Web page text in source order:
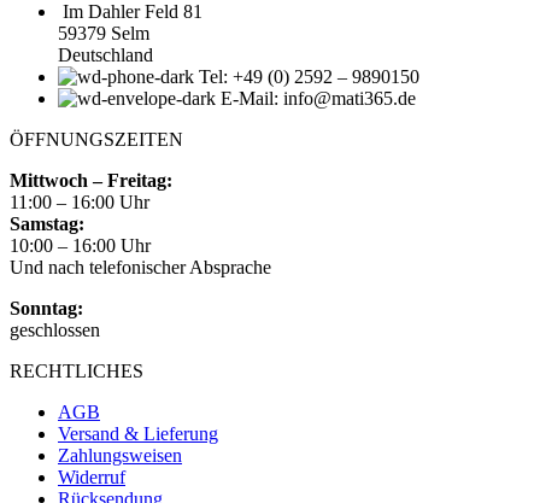
Im Dahler Feld 81
59379 Selm
Deutschland
Tel: +49 (0) 2592 – 9890150
E-Mail: info@mati365.de
ÖFFNUNGSZEITEN
Mittwoch – Freitag:
11:00 – 16:00 Uhr
Samstag:
10:00 – 16:00 Uhr
Und nach telefonischer Absprache
Sonntag:
geschlossen
RECHTLICHES
AGB
Versand & Lieferung
Zahlungsweisen
Widerruf